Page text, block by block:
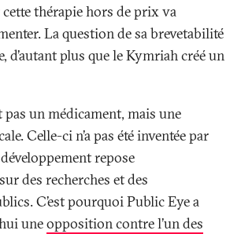
cette thérapie hors de prix va
La question de sa brevetabilité
d’autant plus que le Kymriah créé un
pas un médicament, mais une
Celle-ci n’a pas été inventée par
repose
des recherches et des
C’est pourquoi Public Eye a
uneopposition contre l’un des